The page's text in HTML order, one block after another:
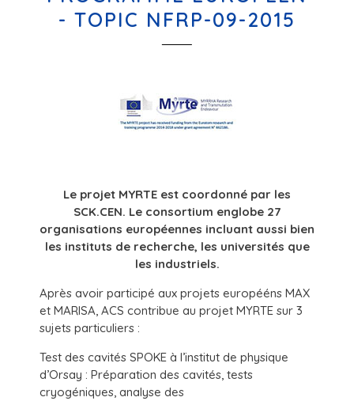
- TOPIC NFRP-09-2015
Le projet MYRTE est coordonné par les
SCK.CEN. Le consortium englobe 27
organisations européennes incluant aussi bien
les instituts de recherche, les universités que
les industriels.
Après avoir participé aux projets europééns MAX
et MARISA, ACS contribue au projet MYRTE sur 3
sujets particuliers :
Test des cavités SPOKE à l’institut de physique
d’Orsay : Préparation des cavités, tests
cryogéniques, analyse des